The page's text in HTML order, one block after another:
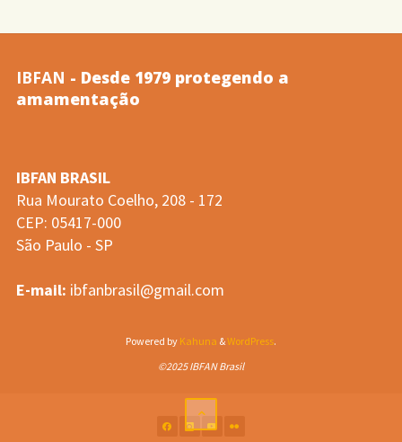
de
IBFAN - Desde 1979 protegendo a
amamentação
IBFAN BRASIL
Rua Mourato Coelho, 208 - 172
CEP: 05417-000
São Paulo - SP
E-mail: ibfanbrasil@gmail.com
Powered by Kahuna &WordPress.
©2025 IBFAN Brasil